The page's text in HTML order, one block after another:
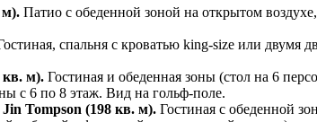
м). Патио с обеденной зоной на открытом
спальня с кроватью king-size или двумя
кв. м). Гостиная и обеденная зоны (стол на 6
с 6 по 8 этаж. Вид на гольф-поле.
Tompson (198 кв. м). Гостиная с обеденной